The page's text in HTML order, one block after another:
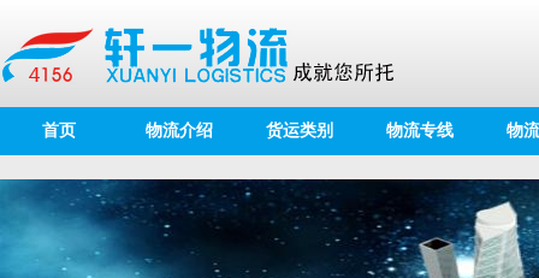
首页 物流介绍 货运类别 物流专线 物